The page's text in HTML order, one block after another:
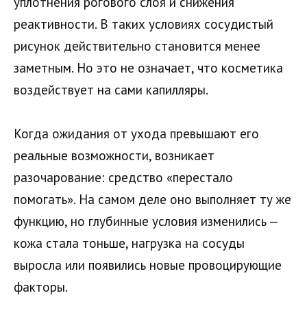
реактивности. В таких условиях сосудистый
рисунок действительно становится менее
заметным. Но это не означает, что косметика
воздействует на сами капилляры.
Когда ожидания от ухода превышают его
реальные возможности, возникает
разочарование: средство «перестало
помогать». На самом деле оно выполняет ту же
функцию, но глубинные условия изменились —
кожа стала тоньше, нагрузка на сосуды
выросла или появились новые провоцирующие
факторы.